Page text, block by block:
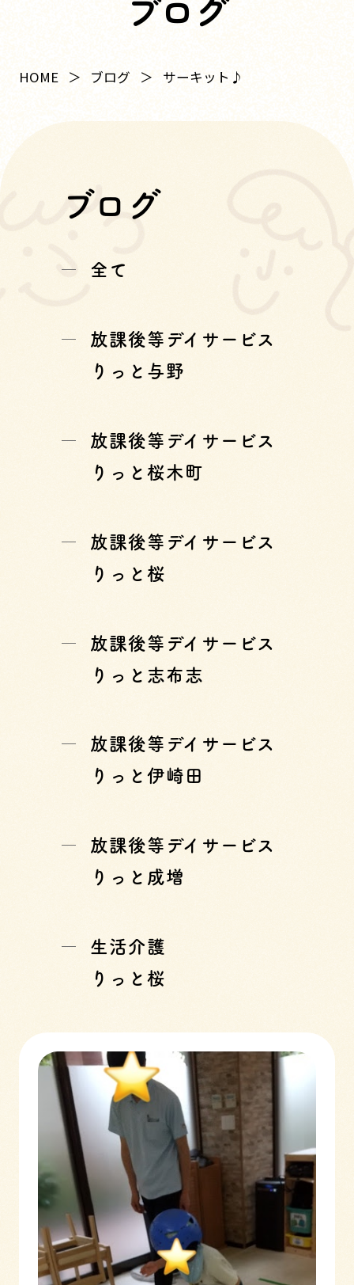
ブログ
HOME ブログ サーキット♪
ブログ
全て
放課後等デイサービス
りっと与野
放課後等デイサービス
りっと桜木町
放課後等デイサービス
りっと桜
放課後等デイサービス
りっと志布志
放課後等デイサービス
りっと伊崎田
放課後等デイサービス
りっと成増
生活介護
りっと桜